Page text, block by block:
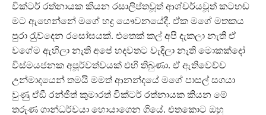
වික්ටර් රත්නායක කියන රසාලිප්තවූත් ආශ්චර්යවූත් කටහඬ
මට ඇහෙන්නේ මගේ භද්‍ර යෞවනයේදී. ඒක මගේ මතකය
පුරා රැුව්දෙන රසෝඝයක්. එතෙක් කල් අපි දැකලා නැති ඒ
වගේම ඇහිලා නැති අපේ හදවතට වැදිලා නැති මොකක්දෝ
විස්මයජනක අපූර්වත්වයක් එහි තිබුණා. ඒ ඇතිවෙච්ච
උන්මාදයෙන් තමයි මමත් ආනන්දයේ මගේ පාසල් සගයා
වුණු ඒඞී රන්ජිත් කුමාරත් වික්ටර් රත්නායක කියන මේ
තරුණ ගාන්ධර්වයා හොයාගෙන ගියේ. එතකොට ඔහු